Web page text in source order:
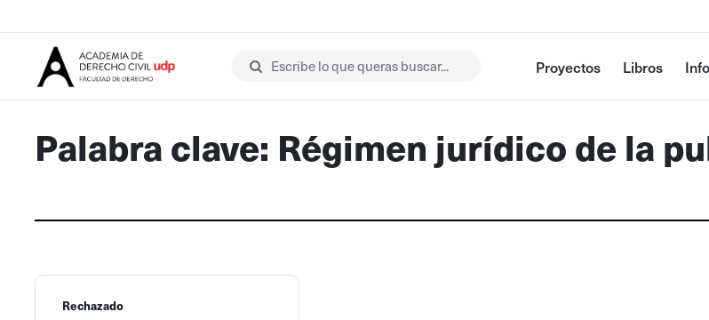
Escribe lo que queras buscar... Proyectos Libros
Palabra clave: Régimen jurídico de la
Rechazado